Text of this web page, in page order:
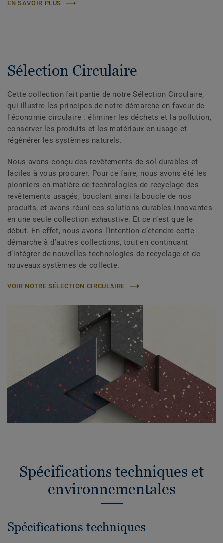
EN SAVOIR PLUS
Sélection Circulaire
Cette collection fait partie de notre Sélection Circulaire,
qui illustre les principes de notre démarche en faveur de
l'économie circulaire : éliminer les déchets et la pollution,
conserver les produits et les matériaux en usage et
régénérer les systèmes naturels.
Nous avons conçu des revêtements de sol durables et
faciles à vous procurer. Pour ce faire, nous avons été les
pionniers en matière de technologies de recyclage des
revêtements usagés, bouclant ainsi la boucle de nos
produits, et avons réuni ces solutions durables innovantes
en une seule collection exhaustive. Et ce n’est que le
début. En effet, nous avons l’intention d’étendre cette
démarche à d’autres collections, tout en continuant
d’intégrer de nouvelles technologies de recyclage et de
nouveaux systèmes de collecte.
VOIR NOTRE SÉLECTION CIRCULAIRE
Spécifications techniques et
environnementales
Spécifications techniques